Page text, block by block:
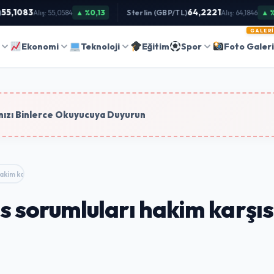
Alış: 55,0584 ▲ %0,13 Sterlin (GBP/TL)64,2221Alış: 64,1846 ▲
Ekonomi Teknoloji Eğitim Spor Foto Galeri
GALERI
Binlerce Okuyucuya Duyurun
karşısında: Sanık kalp…
sorumluları hakim